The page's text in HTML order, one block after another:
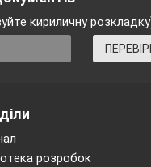
кириличну
розробок